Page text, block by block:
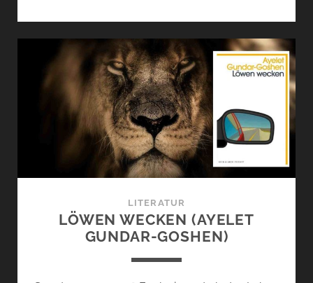
(AYELET
GUNDAR-
GOSHEN)
LITERATUR
LÖWEN WECKEN (AYELET
GUNDAR-GOSHEN)